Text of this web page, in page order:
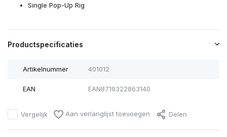
Single Pop-Up Rig
Productspecificaties
Artikelnummer 401012
EAN EAN8719322863140
Vergelijk Aan verlanglijst toevoegen Delen